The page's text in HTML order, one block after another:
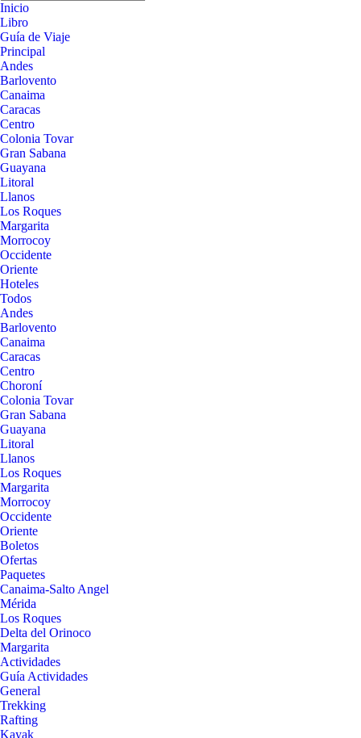
Inicio
Libro
Guía de Viaje
Principal
Andes
Barlovento
Canaima
Caracas
Centro
Colonia Tovar
Gran Sabana
Guayana
Litoral
Llanos
Los Roques
Margarita
Morrocoy
Occidente
Oriente
Hoteles
Todos
Andes
Barlovento
Canaima
Caracas
Centro
Choroní
Colonia Tovar
Gran Sabana
Guayana
Litoral
Llanos
Los Roques
Margarita
Morrocoy
Occidente
Oriente
Boletos
Ofertas
Paquetes
Canaima-Salto Angel
Mérida
Los Roques
Delta del Orinoco
Margarita
Actividades
Guía Actividades
General
Trekking
Rafting
Kayak